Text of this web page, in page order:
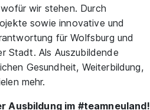
wir stehen. Durch
sowie innovative und
für Wolfsburg und
Stadt. Als Auszubildende
Gesundheit, Weiterbildung,
mehr.
Ausbildung im #teamneuland!